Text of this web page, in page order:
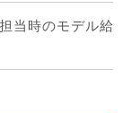
ま […]
当時のモデル給